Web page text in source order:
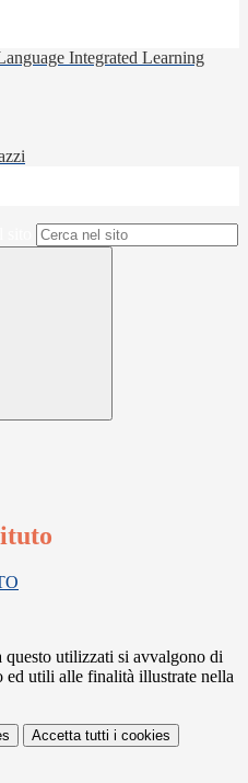
Integrated Learning
utilizzati si avvalgono di
ed utili alle finalità illustrate nella
Accetta tutti i cookies